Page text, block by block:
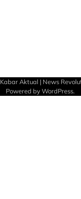
Kabar Aktual | News
Powered byWordPress.